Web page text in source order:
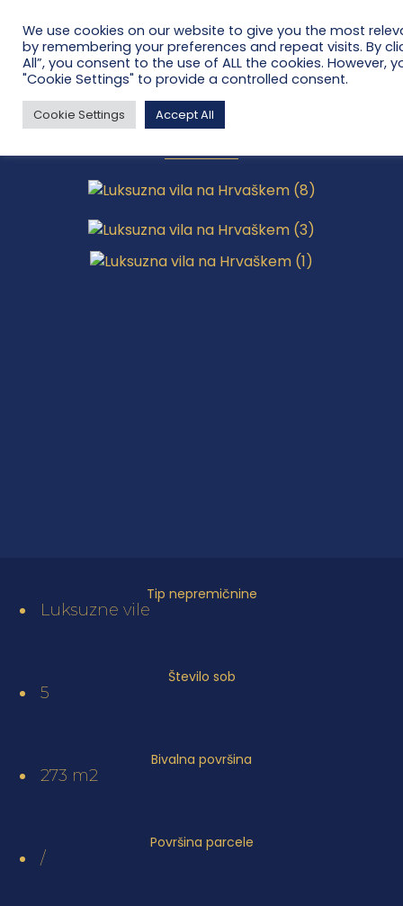
Luksuzna vila za prodajo v srcu
Dalmacije
Tip nepremičnine
Luksuzne vile
Število sob
5
Bivalna površina
273 m2
Površina parcele
/
We use cookies on our website to give you the most
by remembering your preferences and repeat visits. By
All”, you consent to the use of ALL the cookies. However,
"Cookie Settings" to provide a controlled consent.
Cookie Settings Accept All